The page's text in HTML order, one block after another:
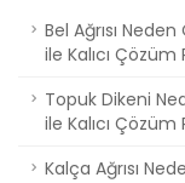
Bel Ağrısı
ile Kalıcı Çözüm
Topuk Dikeni
ile Kalıcı Çözüm
Kalça Ağrısı